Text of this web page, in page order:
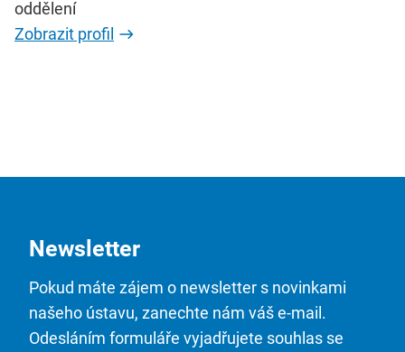
oddělení
Zobrazit profil
Newsletter
Pokud máte zájem o newsletter s novinkami
našeho ústavu, zanechte nám váš e-mail.
Odesláním formuláře vyjadřujete souhlas se